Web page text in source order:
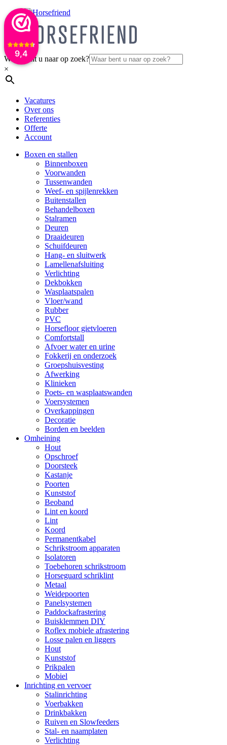
9,4
Waar bent u naar op zoek?
×
Vacatures
Over ons
Referenties
Offerte
Account
Boxen en stallen
Binnenboxen
Voorwanden
Tussenwanden
Weef- en spijlenrekken
Buitenstallen
Behandelboxen
Stalramen
Deuren
Draaideuren
Schuifdeuren
Hang- en sluitwerk
Lamellenafsluiting
Verlichting
Dekbokken
Wasplaatspalen
Vloer/wand
Rubber
PVC
Horsefloor gietvloeren
Comfortstall
Afvoer water en urine
Fokkerij en onderzoek
Groepshuisvesting
Afwerking
Klinieken
Poets- en wasplaatswanden
Voersystemen
Overkappingen
Decoratie
Borden en beelden
Omheining
Hout
Opschroef
Doorsteek
Kastanje
Poorten
Kunststof
Beoband
Lint en koord
Lint
Koord
Permanentkabel
Schrikstroom apparaten
Isolatoren
Toebehoren schrikstroom
Horseguard schriklint
Metaal
Weidepoorten
Panelsystemen
Paddockafrastering
Buisklemmen DIY
Roflex mobiele afrastering
Losse palen en liggers
Hout
Kunststof
Prikpalen
Mobiel
Inrichting en vervoer
Stalinrichting
Voerbakken
Drinkbakken
Ruiven en Slowfeeders
Stal- en naamplaten
Verlichting